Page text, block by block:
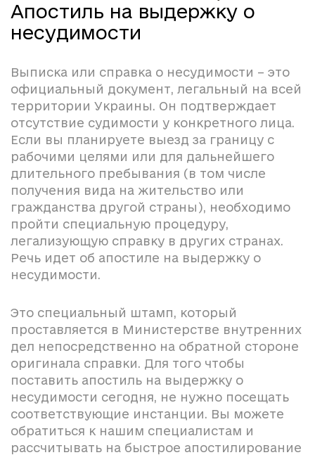
Апостиль на выдержку о
несудимости
Выписка или справка о несудимости – это
официальный документ, легальный на всей
территории Украины. Он подтверждает
отсутствие судимости у конкретного лица.
Если вы планируете выезд за границу с
рабочими целями или для дальнейшего
длительного пребывания (в том числе
получения вида на жительство или
гражданства другой страны), необходимо
пройти специальную процедуру,
легализующую справку в других странах.
Речь идет об апостиле на выдержку о
несудимости.
Это специальный штамп, который
проставляется в Министерстве внутренних
дел непосредственно на обратной стороне
оригинала справки. Для того чтобы
поставить апостиль на выдержку о
несудимости сегодня, не нужно посещать
соответствующие инстанции. Вы можете
обратиться к нашим специалистам и
рассчитывать на быстрое апостилирование